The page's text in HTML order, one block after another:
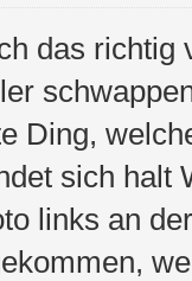
das richtig
Ding,
sich halt
links an